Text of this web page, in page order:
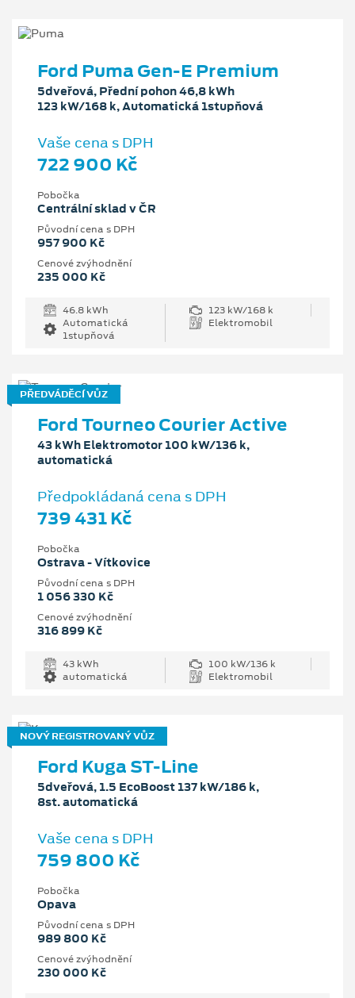
Ford Puma Gen-E Premium
5dveřová, Přední pohon 46,8 kWh
123 kW/168 k, Automatická 1stupňová
Vaše cena s DPH
722 900 Kč
Pobočka
Centrální sklad v ČR
Původní cena s DPH
957 900 Kč
Cenové zvýhodnění
235 000 Kč
46.8 kWh
123 kW/168 k
Automatická
1stupňová
Elektromobil
PŘEDVÁDĚCÍ VŮZ
Ford Tourneo Courier Active
43 kWh Elektromotor 100 kW/136 k,
automatická
Předpokládaná cena s DPH
739 431 Kč
Pobočka
Ostrava - Vítkovice
Původní cena s DPH
1 056 330 Kč
Cenové zvýhodnění
316 899 Kč
43 kWh
100 kW/136 k
automatická
Elektromobil
NOVÝ REGISTROVANÝ VŮZ
Ford Kuga ST-Line
5dveřová, 1.5 EcoBoost 137 kW/186 k,
8st. automatická
Vaše cena s DPH
759 800 Kč
Pobočka
Opava
Původní cena s DPH
989 800 Kč
Cenové zvýhodnění
230 000 Kč